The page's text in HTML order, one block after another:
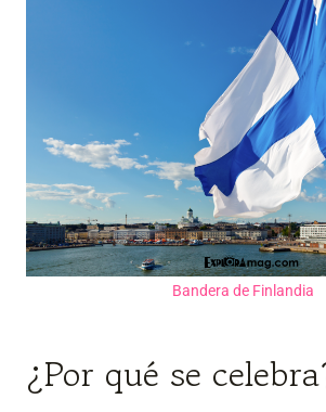
Bandera de Finlandia
¿Por qué se